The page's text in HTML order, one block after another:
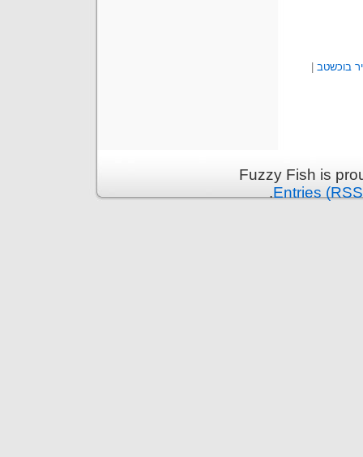
בוכשטב |
Fuzzy Fish is
Entries
.